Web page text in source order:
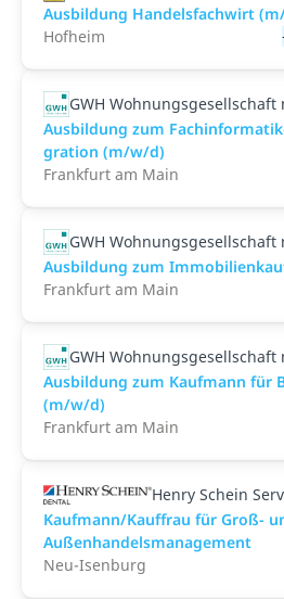
Ausbildung Handelsfachwirt
Hofheim
GWH Wohnungsgesellschaft
Aus­bil­dung zum
gra­ti­on (m/w/d)
Frankfurt am Main
GWH Wohnungsgesellschaft
Ausbildung zum
Frankfurt am Main
GWH Wohnungsgesellschaft
Ausbildung zum Kauf­mann für
(m/w/d)
Frankfurt am Main
Henry Schein
Kaufmann/Kauffrau für Groß-
Außenhandelsmanagement
Neu-Isenburg